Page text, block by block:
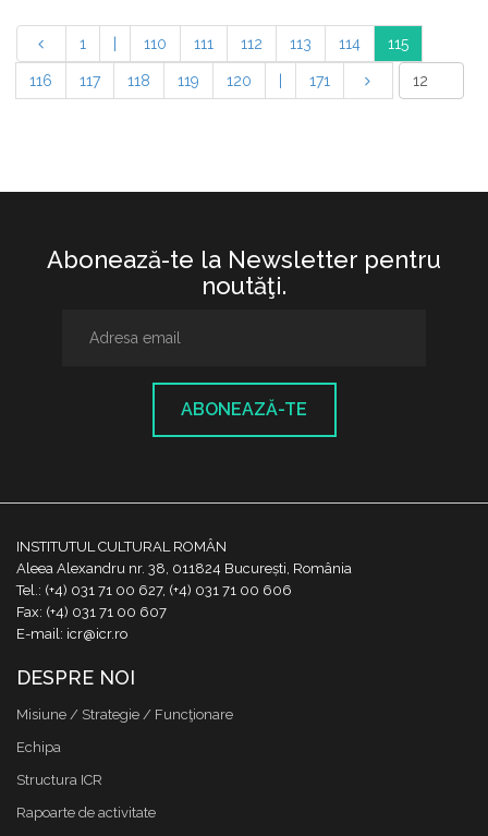
1 110 111 112 113 114 115
116 117 118 119 120 171
Abonează-te la Newsletter pentru
noutăţi.
ABONEAZĂ-TE
INSTITUTUL CULTURAL ROMÂN
Aleea Alexandru nr. 38, 011824 București, România
Tel.: (+4) 031 71 00 627, (+4) 031 71 00 606
Fax: (+4) 031 71 00 607
E-mail: icr@icr.ro
DESPRE NOI
Misiune / Strategie / Funcţionare
Echipa
Structura ICR
Rapoarte de activitate